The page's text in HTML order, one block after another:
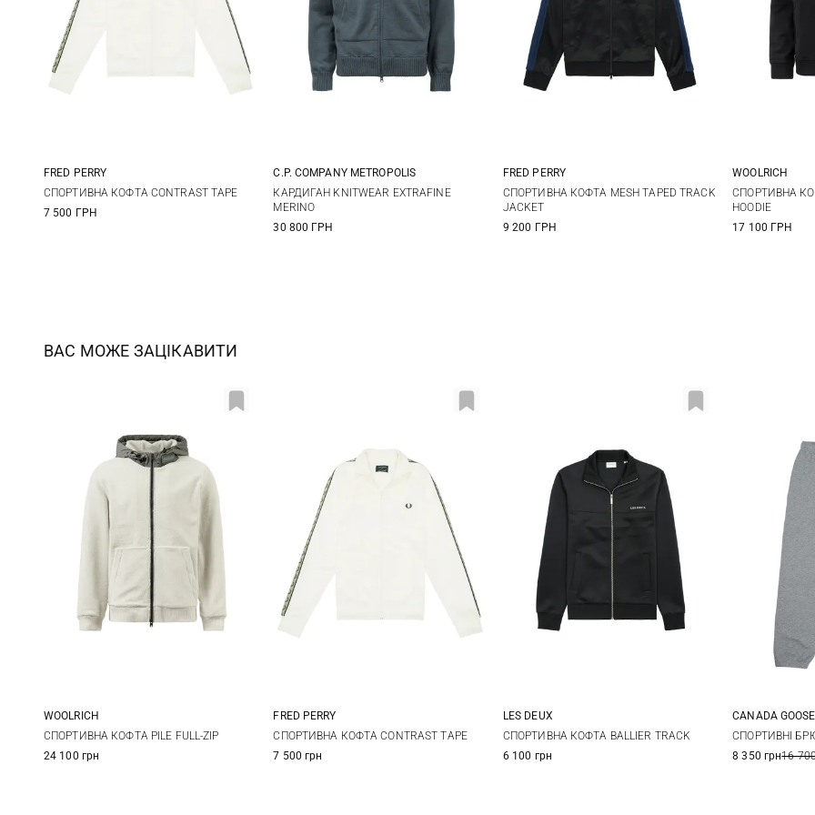
S M L XL
FRED PERRY
СПОРТИВНА КОФТА CONTRAST TAPE
7 500 ГРН
M L XL
C.P. COMPANY METROPOLIS
КАРДИГАН KNITWEAR EXTRAFINE
MERINO
30 800 ГРН
M L XL
FRED PERRY
СПОРТИВНА КОФТА MESH TAPED TRACK
JACKET
9 200 ГРН
M
3XL
WOOLRICH
СПОРТИВНА
HOODIE
17 100 ГРН
ВАС МОЖЕ ЗАЦІКАВИТИ
S M L
WOOLRICH
СПОРТИВНА КОФТА PILE FULL-ZIP
24 100 грн
S M L XL
FRED PERRY
СПОРТИВНА КОФТА CONTRAST TAPE
7 500 грн
S M L XL
LES DEUX
СПОРТИВНА КОФТА BALLIER TRACK
6 100 грн
S
CANADA GOOSE
СПОРТИВНІ
8 350 грн16